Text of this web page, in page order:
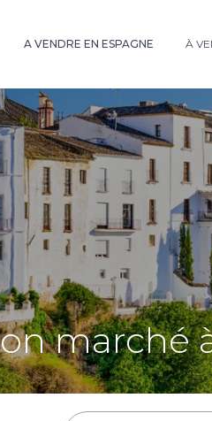
A VENDRE EN ESPAGNE À
marché